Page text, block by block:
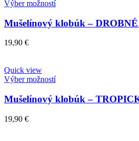
Výber možností
Mušelínový klobúk –
19,90 €
Quick view
Výber možností
Mušelínový klobúk –
19,90 €